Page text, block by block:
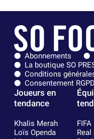
Abonnements
La boutique SO
Conditions
Consentement RGPD
Joueurs en
tendance
Khalis Merah
Loïs Openda
FIFA